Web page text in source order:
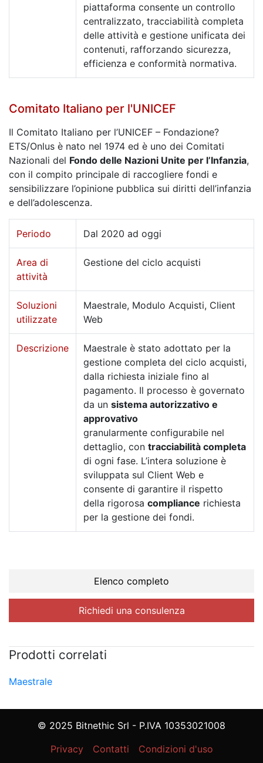
piattaforma consente un controllo
centralizzato, tracciabilità completa
delle attività e gestione unificata dei
contenuti, rafforzando sicurezza,
efficienza e conformità normativa.
Comitato Italiano per l'UNICEF
Il Comitato Italiano per l’UNICEF – Fondazione?
ETS/Onlus è nato nel 1974 ed è uno dei Comitati
Nazionali del Fondo delle Nazioni Unite per l’Infanzia,
con il compito principale di raccogliere fondi e
sensibilizzare l’opinione pubblica sui diritti dell’infanzia
e dell’adolescenza.
Periodo Dal 2020 ad oggi
Area di
attività
Gestione del ciclo acquisti
Soluzioni
utilizzate
Maestrale, Modulo Acquisti, Client
Web
Descrizione
Maestrale è stato adottato per la
gestione completa del ciclo acquisti,
dalla richiesta iniziale fino al
pagamento. Il processo è governato
da un sistema autorizzativo e
approvativo
granularmente configurabile nel
dettaglio, con tracciabilità completa
di ogni fase. L’intera soluzione è
sviluppata sul Client Web e
consente di garantire il rispetto
della rigorosa compliance richiesta
per la gestione dei fondi.
Elenco completo
Richiedi una consulenza
Prodotti correlati
Maestrale
© 2025 Bitnethic Srl - P.IVA 10353021008
Privacy
Contatti Condizioni d'uso